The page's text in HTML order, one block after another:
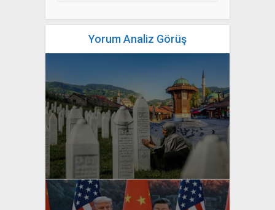
Yorum Analiz Görüş
yazan
Bahri Ak